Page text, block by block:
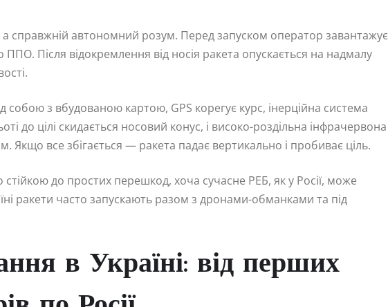
справжній автономний розум. Перед запуском оператор завантажує
ППО. Після відокремлення від носія ракета опускається на надмалу
собою з вбудованою картою, GPS корегує курс, інерційна система
до цілі скидається носовий конус, і високо-роздільна інфрачервона
Якщо все збігається — ракета падає вертикально і пробиває ціль.
до простих перешкод, хоча сучасне РЕБ, як у Росії, може
ракети часто запускають разом з дронами-обманками та під
в Україні: від перших